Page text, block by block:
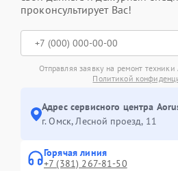
проконсультирует Вас!
Отправляя заявку на ремонт техники
Политикой
Адрес сервисного центра
г. Омск, ​Лесной проезд, 11
Горячая линия
+7 (381) 267-81-50